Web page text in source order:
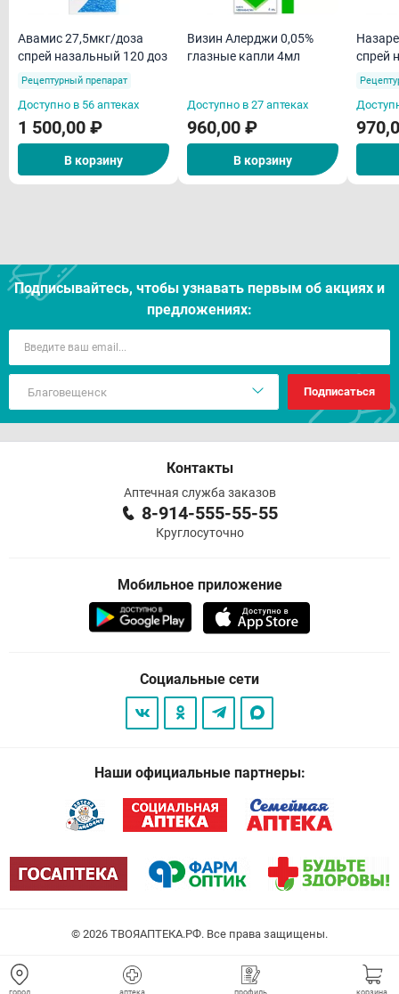
город аптека профиль корзина
Авамис 27,5мкг/доза
спрей назальный 120 доз
Рецептурный препарат
Доступно в 56 аптеках
1 500,00 ₽
В корзину
Визин Алерджи 0,05%
глазные капли 4мл
Доступно в 27 аптеках
960,00 ₽
В корзину
спрей
Подписывайтесь, чтобы узнавать первым об акцияx и
предложениях:
Подписаться
Контакты
Аптечная служба заказов
8-914-555-55-55
Круглосуточно
Мобильное приложение
Социальные сети
Наши официальные партнеры:
© 2026 . Все права защищены.